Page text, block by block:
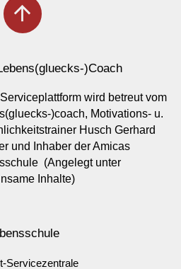
arrow_upward
)Coach
wird betreut vom
)coach, Motivations- u.
Husch Gerhard
und Inhaber der Amicas
(Angelegt unter
Inhalte)
Servicezentrale